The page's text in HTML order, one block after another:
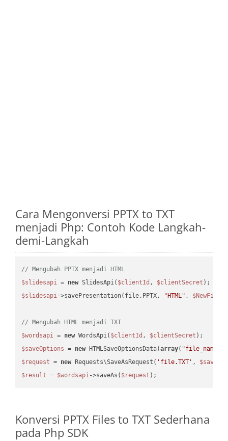
Cara Mengonversi PPTX to TXT
menjadi Php: Contoh Kode Langkah-
demi-Langkah
// Mengubah PPTX menjadi HTML
$slidesapi = new SlidesApi( $clientId , $clientSecret
$slidesapi->savePresentation(file.PPTX, "HTML" , $NewFile
// Mengubah HTML menjadi TXT
$wordsapi = new WordsApi( $clientId , $clientSecret
$saveOptions = new HTMLSaveOptionsData(array( "file_name"
$request = new Requests\SaveAsRequest( 'file.TXT' ,
$result = $wordsapi->saveAs( $request
Konversi PPTX Files to TXT Sederhana
pada Php SDK